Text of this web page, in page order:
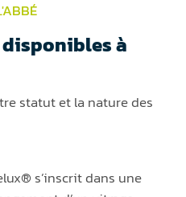
à
statut et la nature des
s’inscrit dans une